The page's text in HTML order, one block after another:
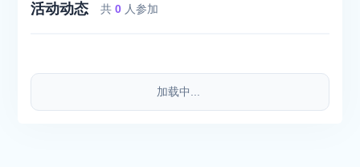
活动动态 共0 人参加
加载中...